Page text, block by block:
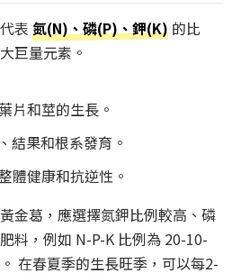
表 氮(N)、磷(P)、鉀(K) 的比
巨量元素。
片和莖的生長。
結果和根系發育。
體健康和抗逆性。
金葛，應選擇氮鉀比例較高、磷
料，例如 N-P-K 比例為 20-10-
在春夏季的生長旺季，可以每2-